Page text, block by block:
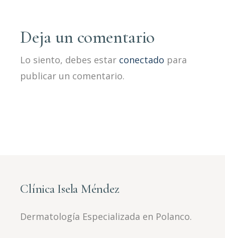
Deja un comentario
Lo siento, debes estar conectado para
publicar un comentario.
Clínica Isela Méndez
Dermatología Especializada en Polanco.